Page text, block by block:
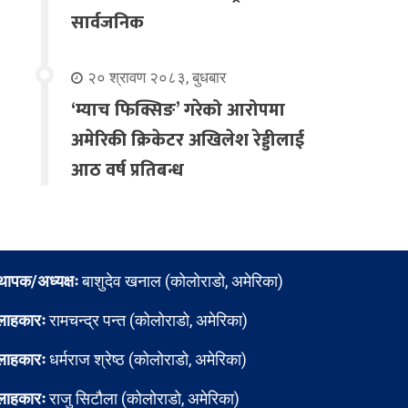
सार्वजनिक
२० श्रावण २०८३, बुधबार
‘म्याच फिक्सिङ’ गरेको आरोपमा
अमेरिकी क्रिकेटर अखिलेश रेड्डीलाई
आठ वर्ष प्रतिबन्ध
अध्यक्षःबाशुदेव खनाल (कोलोराडो, अमेरिका)
रामचन्द्र पन्त (कोलोराडो, अमेरिका)
धर्मराज श्रेष्ठ (कोलोराडो, अमेरिका)
राजु सिटौला (कोलोराडो, अमेरिका)